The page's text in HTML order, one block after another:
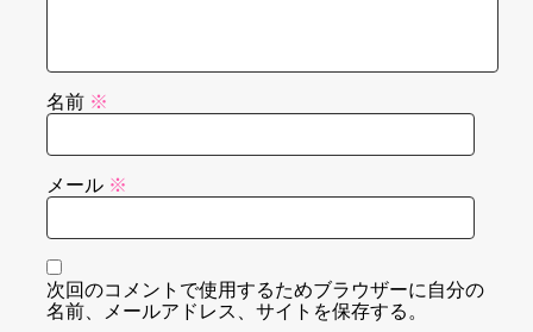
名前 ※
メール ※
次回のコメントで使用するためブラウザーに自分の
名前、メールアドレス、サイトを保存する。